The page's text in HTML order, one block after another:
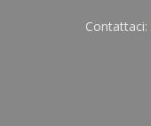
Contattaci: